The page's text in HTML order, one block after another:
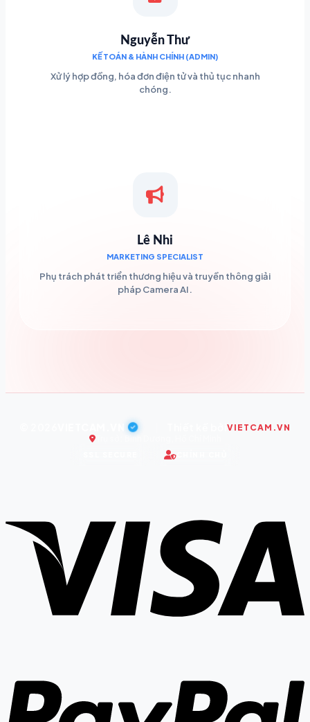
Nguyễn Thư
KẾ TOÁN & HÀNH CHÍNH (ADMIN)
Xử lý hợp đồng, hóa đơn điện tử và thủ tục nhanh
chóng.
Lê Nhi
MARKETING SPECIALIST
Phụ trách phát triển thương hiệu và truyền thông giải
pháp Camera AI.
VIETCAM.VN
Trụ sở: Bình Dương, Hồ Chí Minh
CHÍNH CHỦ